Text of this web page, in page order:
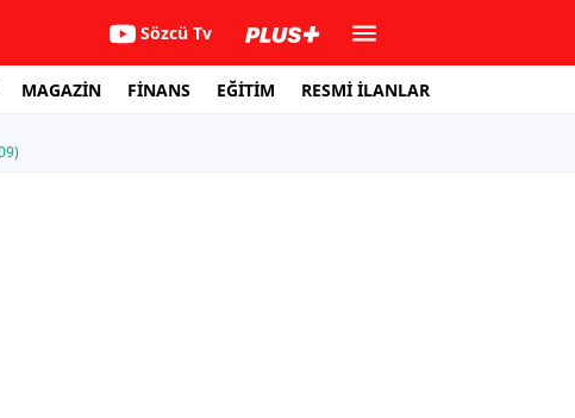
Sözcü Tv
MAGAZİN FİNANS EĞİTİM RESMİ İLANLAR